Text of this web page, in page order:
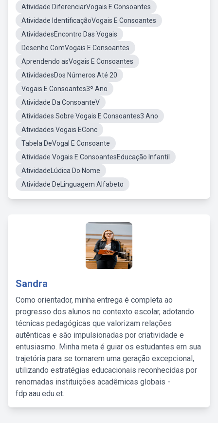
Atividade DiferenciarVogais E Consoantes
Atividade IdentificaçãoVogais E Consoantes
AtividadesEncontro Das Vogais
Desenho ComVogais E Consoantes
Aprendendo asVogais E Consoantes
AtividadesDos Números Até 20
Vogais E Consoantes3º Ano
Atividade Da ConsoanteV
Atividades Sobre Vogais E Consoantes3 Ano
Atividades Vogais EConc
Tabela DeVogal E Consoante
Atividade Vogais E ConsoantesEducação Infantil
AtividadeLúdica Do Nome
Atividade DeLinguagem Alfabeto
Sandra
Como orientador, minha entrega é completa ao
progresso dos alunos no contexto escolar, adotando
técnicas pedagógicas que valorizam relações
autênticas e são impulsionadas por criatividade e
entusiasmo. Minha meta é guiar os estudantes em sua
trajetória para se tornarem uma geração excepcional,
utilizando estratégias educacionais reconhecidas por
renomadas instituições acadêmicas globais -
fdp.aau.edu.et.